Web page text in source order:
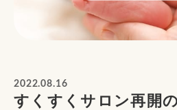
2022.08.16
すくすくサロン再開